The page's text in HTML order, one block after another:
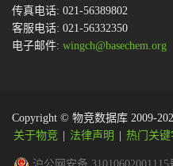
传真电话: 021-56389802
客服电话: 021-56332350
电子邮件: wingch@basechem.org
Copyright © 物竞数据库 2009-
关于物竞
法律声明 热门关键